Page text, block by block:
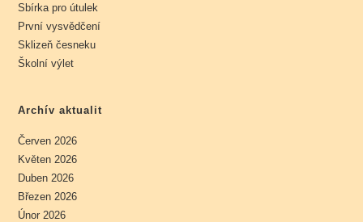
Sbírka pro útulek
První vysvědčení
Sklizeň česneku
Školní výlet
Archív aktualit
Červen 2026
Květen 2026
Duben 2026
Březen 2026
Únor 2026